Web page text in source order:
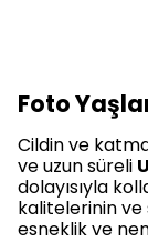
Foto
Cildin ve
ve uzun süreli
dolayısıyla
kalitelerinin ve
esneklik ve